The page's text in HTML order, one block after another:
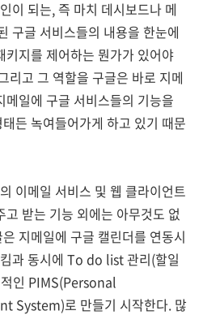
이 되는, 즉 마치 데시보드나 메
구글 서비스들의 내용을 한눈에
지를 제어하는 뭔가가 있어야
리고 그 역할을 구글은 바로 지메
일에 구글 서비스들의 기능을
든 녹여들어가게 하고 있기 때문
이메일 서비스 및 웹 클라이언트
받는 기능 외에는 아무것도 없
지메일에 구글 캘린더를 연동시
과 동시에 To do list 관리(할일
인 PIMS(Personal
로 만들기 시작한다. 많